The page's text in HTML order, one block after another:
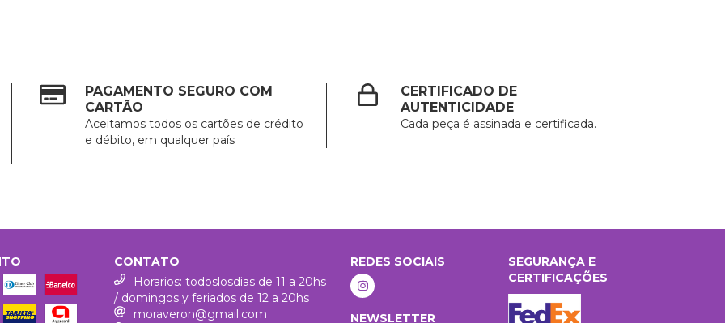
PAGAMENTO SEGURO COM
CARTÃO
Aceitamos todos os cartões de crédito
e débito, em qualquer país
CERTIFICADO DE
AUTENTICIDADE
Cada peça é assinada e certificada.
CONTATO
Horarios: todoslosdias de 11 a 20hs
/ domingos y feriados de 12 a 20hs
moraveron@gmail.com
REDES SOCIAIS
NEWSLETTER
SEGURANÇA E
CERTIFICAÇÕES